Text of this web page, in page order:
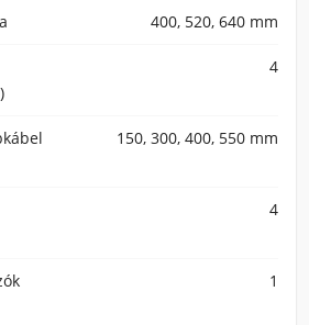
400, 520, 640 mm
4
150, 300, 400, 550 mm
4
1